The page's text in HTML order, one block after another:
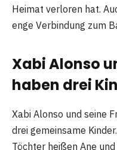
Heimat verloren hat.
enge Verbindung zum
Xabi Alonso
haben drei
Xabi Alonso und seine
drei gemeinsame
Töchter heißen Ane